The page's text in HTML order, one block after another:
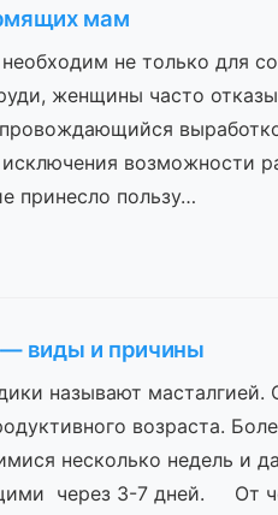
мам
не только для
женщины часто
возможности
принесло пользу…
виды и причины
называют
возраста.
несколько недель и
через 3-7 дней. От